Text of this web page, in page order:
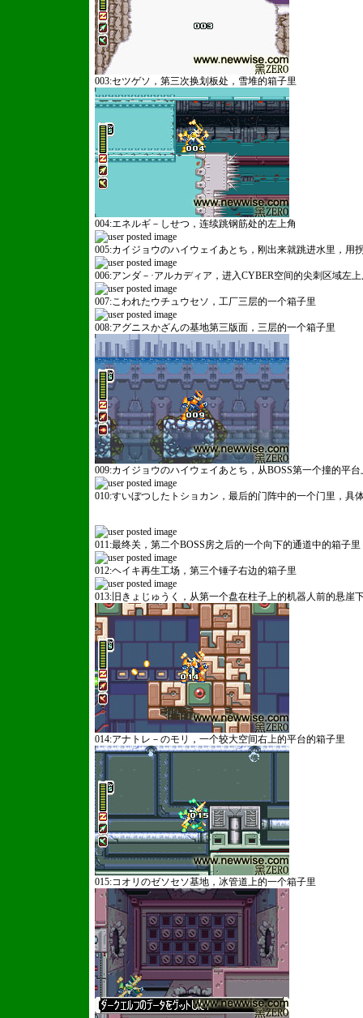
003:セツゲソ，第三次换划板处，雪堆的箱子里
004:エネルギ－しせつ，连续跳钢筋处的左上角
005:カイジョウのハイウェイあとち，刚出来就跳进水里，用
006:アンダ－·アルカディア，进入CYBER空间的尖刺区域左
007:こわれたウチュウセソ，工厂三层的一个箱子里
008:アグニスかざんの基地第三版面，三层的一个箱子里
009:カイジョウのハイウェイあとち，从BOSS第一个撞的平
010:すいぼつしたトショカン，最后的门阵中的一个门里，具
011:最终关，第二个BOSS房之后的一个向下的通道中的箱子里
012:ヘイキ再生工场，第三个锤子右边的箱子里
013:旧きょじゅうく，从第一个盘在柱子上的机器人前的悬崖
014:アナトレ－のモリ，一个较大空间右上的平台的箱子里
015:コオリのゼソセソ基地，冰管道上的一个箱子里